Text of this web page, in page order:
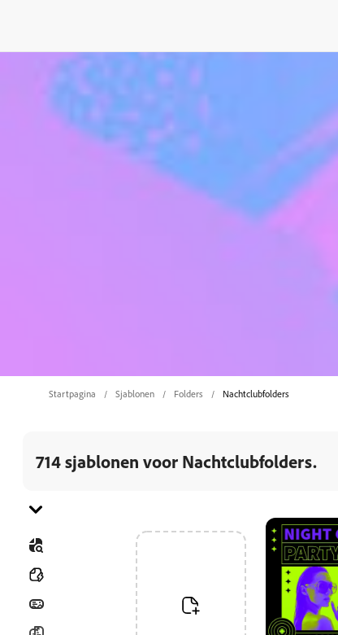
Startpagina Sjablonen Folders Nachtclubfolders
Naar categorie gaan
714 sjablonen voor Nachtclubfolders.